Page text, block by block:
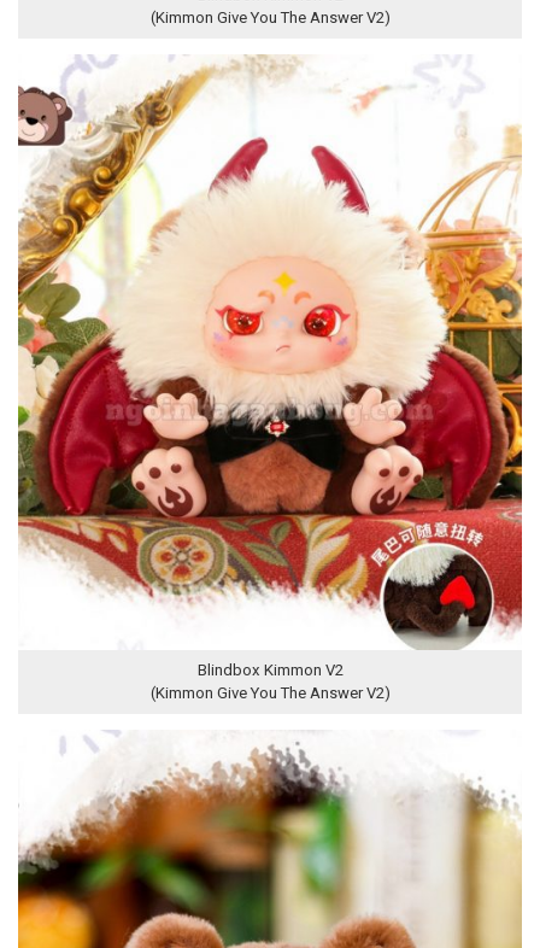
(Kimmon Give You The Answer V2)
Blindbox Kimmon V2
(Kimmon Give You The Answer V2)